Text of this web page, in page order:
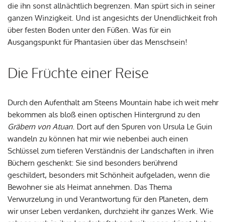
die ihn sonst allnächtlich begrenzen. Man spürt sich in seiner
ganzen Winzigkeit. Und ist angesichts der Unendlichkeit froh
über festen Boden unter den Füßen. Was für ein
Ausgangspunkt für Phantasien über das Menschsein!
Die Früchte einer Reise
Durch den Aufenthalt am Steens Mountain habe ich weit mehr
bekommen als bloß einen optischen Hintergrund zu den
Gräbern von Atuan. Dort auf den Spuren von Ursula Le Guin
wandeln zu können hat mir wie nebenbei auch einen
Schlüssel zum tieferen Verständnis der Landschaften in ihren
Büchern geschenkt: Sie sind besonders berührend
geschildert, besonders mit Schönheit aufgeladen, wenn die
Bewohner sie als Heimat annehmen. Das Thema
Verwurzelung in und Verantwortung für den Planeten, dem
wir unser Leben verdanken, durchzieht ihr ganzes Werk. Wie